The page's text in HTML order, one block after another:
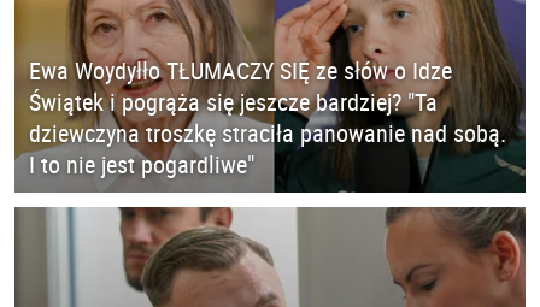
Ewa Woydyłło TŁUMACZY SIĘ ze słów o Idze
Świątek i pogrąża się jeszcze bardziej? "Ta
dziewczyna troszkę straciła panowanie nad sobą.
I to nie jest pogardliwe"